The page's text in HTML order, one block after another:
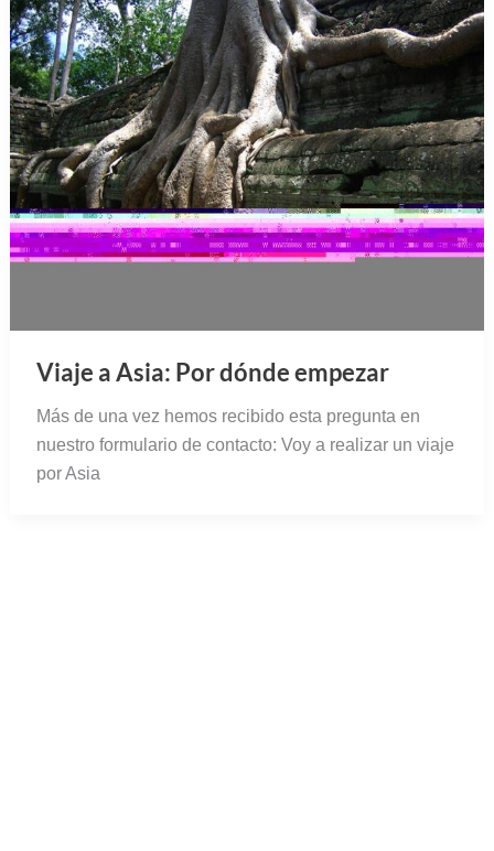
Viaje a Asia: Por dónde empezar
Más de una vez hemos recibido esta pregunta en
nuestro formulario de contacto: Voy a realizar un viaje
por Asia